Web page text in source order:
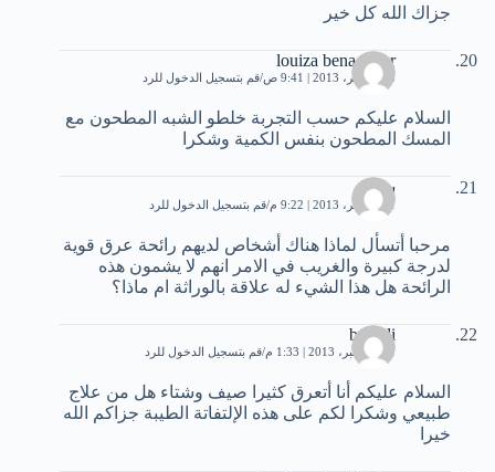
جزاك الله كل خير
louiza benachour
18 نوفمبر، 2013 | 9:41 ص قم بتسجيل الدخول للرد
السلام عليكم حسب التجربة خلطو الشبه المطحون مع
المسك المطحون بنفس الكمية وشكرا
سمية
21 نوفمبر، 2013 | 9:22 م قم بتسجيل الدخول للرد
مرحبا أتسأل لماذا هناك أشخاص لديهم رائحة عرق قوية
لدرجة كبيرة والغريب في الامر انهم لا يشمون هذه
الرائحة هل هذا الشيء له علاقة بالوراثة ام ماذا؟
ben ali
21 ديسمبر، 2013 | 1:33 م قم بتسجيل الدخول للرد
السلام عليكم أنا أتعرق كثيرا صيف وشتاء هل من علاج
طبيعي وشكرا لكم على هذه الإلتفاتة الطيبة جزاكم الله
خيرا